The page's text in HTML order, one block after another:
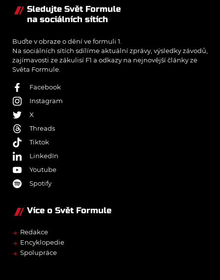
Sledujte Svět Formule
na sociálních sítích
Buďte v obraze o dění ve formuli 1.
Na sociálních sítích sdílíme aktuální zprávy, výsledky závodů,
zajímavosti ze zákulisí F1 a odkazy na nejnovější články ze
Světa Formule.
Facebook
Instagram
X
Threads
Tiktok
LinkedIn
Youtube
Spotify
Více o Svět Formule
→ Redakce
→ Encyklopedie
→ Spolupráce